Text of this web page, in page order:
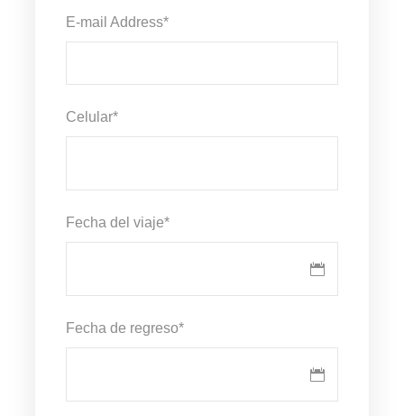
E-mail Address*
Celular*
Fecha del viaje*
Fecha de regreso*